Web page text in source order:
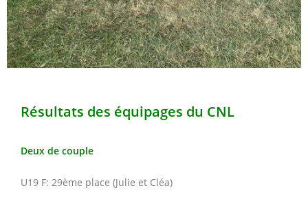
Résultats des équipages du CNL
Deux de couple
U19 F: 29ème place (Julie et Cléa)